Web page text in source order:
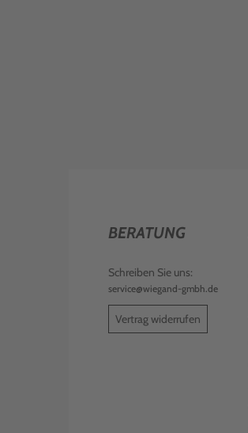
BERATUNG
Schreiben Sie uns:
service@wiegand-gmbh.de
Vertrag widerrufen